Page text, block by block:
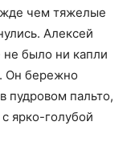
чем тяжелые
Алексей
было ни капли
Он бережно
пудровом пальто,
ярко-голубой